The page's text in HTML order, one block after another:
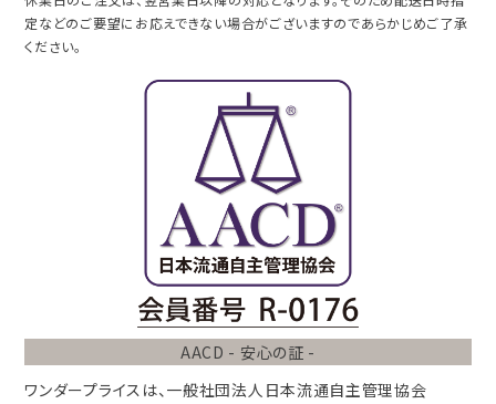
定などのご要望にお応えできない場合がございますのであらかじめご了承
ください。
AACD - 安心の証 -
ワンダープライスは、一般社団法人 日本流通自主管理協会